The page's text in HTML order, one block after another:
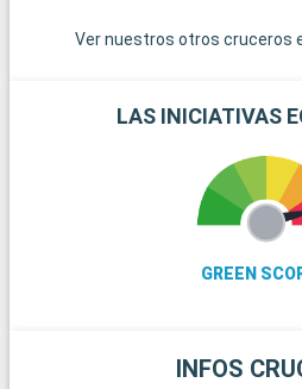
Ver nuestros otros cruceros
LAS INICIATIVAS
GREEN
INFOS